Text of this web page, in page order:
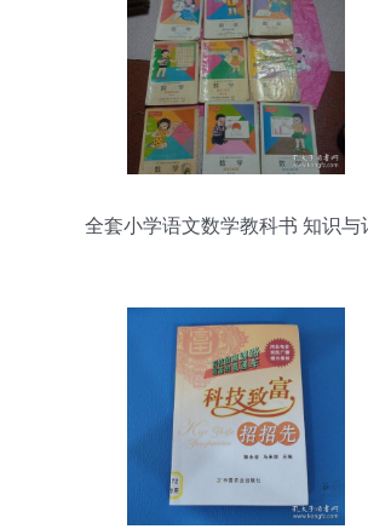
全套小学语文数学教科书 知识与